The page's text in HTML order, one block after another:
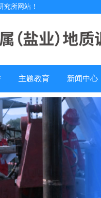
所网站！
主题教育 新闻中心